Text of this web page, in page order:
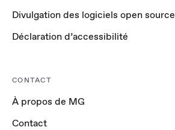
Divulgation des logiciels open source
Déclaration d’accessibilité
CONTACT
À propos de MG
Contact